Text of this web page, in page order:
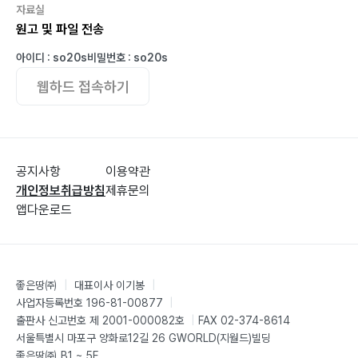
<대학 청년회 목회 핸드북 1-3권>
<구역관리와 교회성장>
<미래 교회를 위한 계획 목회 핸드북>
<미래 교회와 계획 목회>
<제직 훈련과 교회성장>
<예식 심방 설교>
<여리고 작전 특별 새벽기도 핸드북>
<12주 전도 핸드북>
<12주 완성 전도 트레이닝>
<기독교 이해>
<다이나믹한 설교 뱅크(2000)>
자료실
원고 및 파일 전송
아이디 : so20s비밀번호 : so20s
웹하드 접속하기
공지사항
개인정보취급방침
앱다운로드
이용약관
제휴문의
좋은땅㈜ 대표이사 이기봉
사업자등록번호 196-81-00877
출판사 신고번호 제 2001-000082호
FAX 02-374-8614
서울특별시 마포구 양화로12길 26 GWORLD(지월드)빌딩